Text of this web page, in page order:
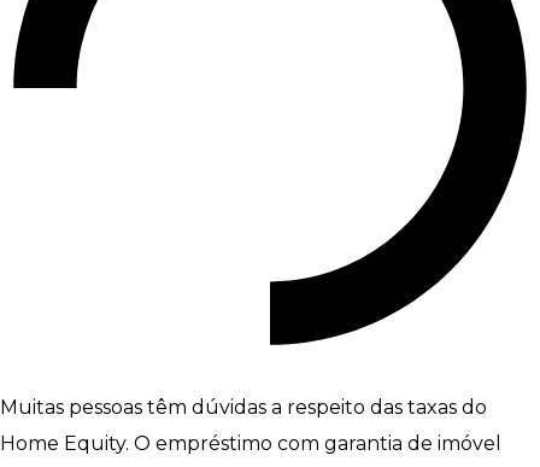
Muitas pessoas têm dúvidas a respeito das taxas do
Home Equity. O empréstimo com garantia de imóvel